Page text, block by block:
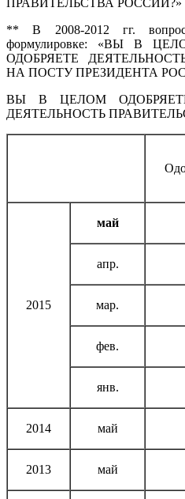
** В 2008-2012 гг.
формулировке: «ВЫ В
ОДОБРЯЕТЕ
НА ПОСТУ ПРЕЗИДЕНТА
ВЫ В ЦЕЛОМ
ДЕЯТЕЛЬНОСТЬ
2015
май
апр.
мар.
фев.
янв.
2014 май
2013 май